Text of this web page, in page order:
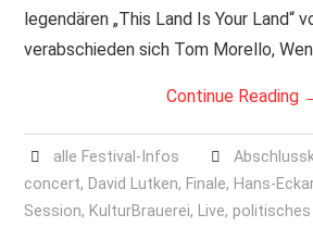
legendären „This Land Is Your Land“
verabschieden sich Tom Morello,
Continue Reading
alle Festival-Infos
concert, David Lutken, Finale, Hans-
Session, KulturBrauerei, Live,politisches